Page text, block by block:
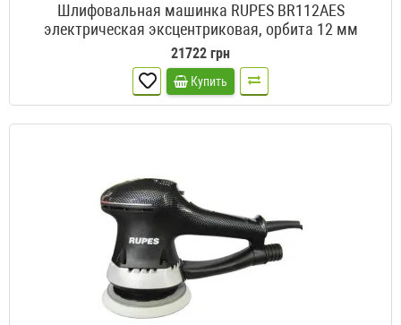
Шлифовальная машинка RUPES BR112AES
электрическая эксцентриковая, орбита 12 мм
21722 грн
Купить